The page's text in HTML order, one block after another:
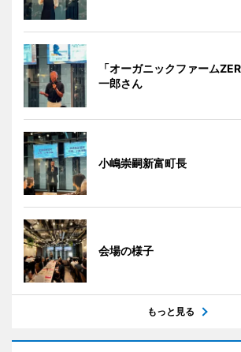
「オーガニックファーム
一郎さん
小嶋崇嗣新富町長
会場の様子
もっと見る